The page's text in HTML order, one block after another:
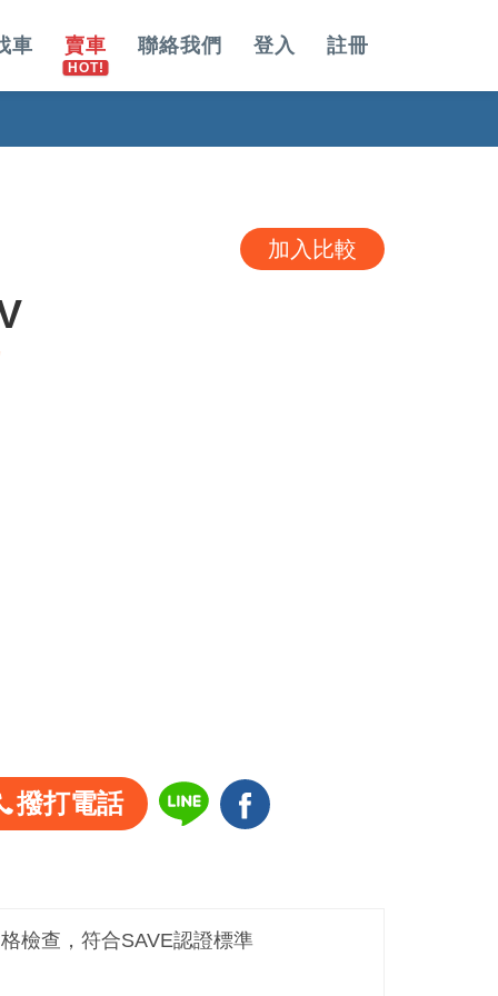
車 賣車 聯絡我們 登入 註冊
加入比較
撥打電話
檢查，符合SAVE認證標準